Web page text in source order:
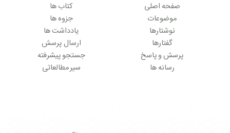
صفحه اصلی
موضوعات
نوشتارها
گفتارها
پرسش و پاسخ
رسانه ها
کتاب ها
جزوه ها
یادداشت ها
ارسال پرسش
جستجو پیشرفته
سیر مطالعاتی